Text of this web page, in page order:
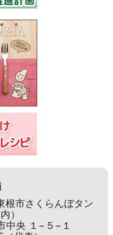
根市さくらんぼタン
）
央 １−５−１